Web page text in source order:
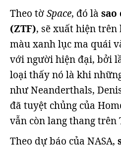
Theo tờSpace, đó là sao
(ZTF), sẽ xuất hiện
màu xanh lục ma quái
với người hiện đại, bởi
loại thấy nó là khi
như Neanderthals,
đã tuyệt chủng của
vẫn còn lang thang trên
Theo dự báo của NASA,